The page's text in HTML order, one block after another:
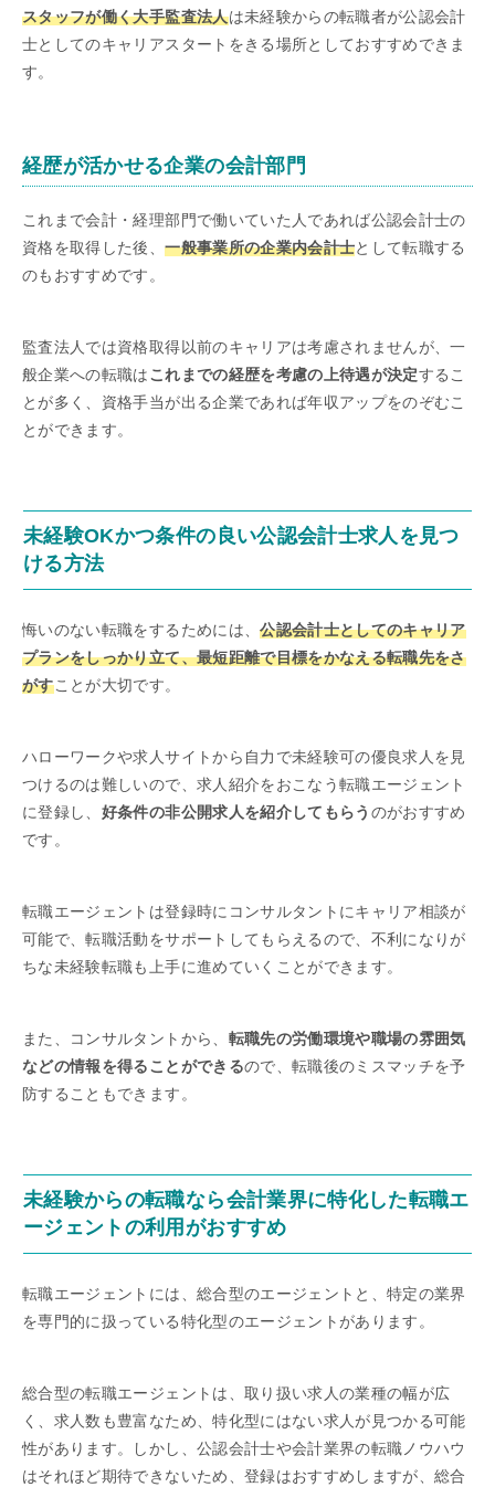
スタッフが働く大手監査法人は未経験からの転職者が公認会計
士としてのキャリアスタートをきる場所としておすすめできま
す。
経歴が活かせる企業の会計部門
これまで会計・経理部門で働いていた人であれば公認会計士の
資格を取得した後、一般事業所の企業内会計士として転職する
のもおすすめです。
監査法人では資格取得以前のキャリアは考慮されませんが、一
般企業への転職はこれまでの経歴を考慮の上待遇が決定するこ
とが多く、資格手当が出る企業であれば年収アップをのぞむこ
とができます。
未経験OKかつ条件の良い公認会計士求人を見つ
ける方法
悔いのない転職をするためには、公認会計士としてのキャリア
プランをしっかり立て、最短距離で目標をかなえる転職先をさ
がすことが大切です。
ハローワークや求人サイトから自力で未経験可の優良求人を見
つけるのは難しいので、求人紹介をおこなう転職エージェント
に登録し、 好条件の非公開求人を紹介してもらう のがおすすめ
です。
転職エージェントは登録時にコンサルタントにキャリア相談が
可能で、転職活動をサポートしてもらえるので、不利になりが
ちな未経験転職も上手に進めていくことができます。
また、コンサルタントから、 転職先の労働環境や職場の雰囲気
などの情報を得ることができるので、転職後のミスマッチを予
防することもできます。
未経験からの転職なら会計業界に特化した転職エ
ージェントの利用がおすすめ
転職エージェントには、総合型のエージェントと、特定の業界
を専門的に扱っている特化型のエージェントがあります。
総合型の転職エージェントは、取り扱い求人の業種の幅が広
く、求人数も豊富なため、特化型にはない求人が見つかる可能
性があります。しかし、公認会計士や会計業界の転職ノウハウ
はそれほど期待できないため、登録はおすすめしますが、総合